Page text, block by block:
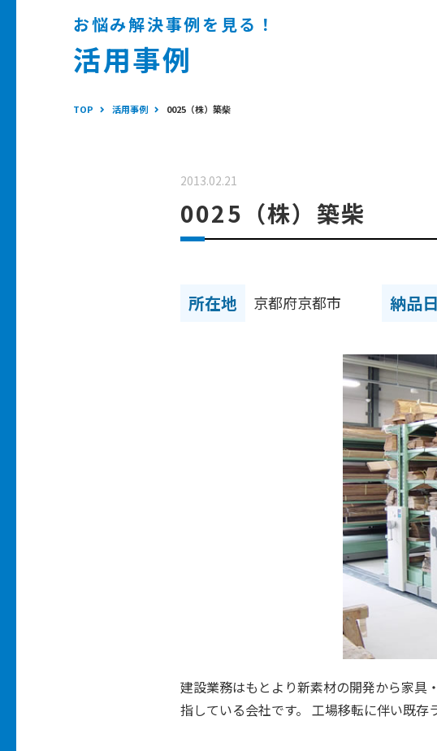
お悩み解決事例を見る！
活用事例
TOP 活用事例 0025（株）築柴
2013.02.21
0025（株）築柴
所在地 京都府京都市 納品日
建設業務はもとより新素材の開発から家具
指している会社です。 工場移転に伴い既存